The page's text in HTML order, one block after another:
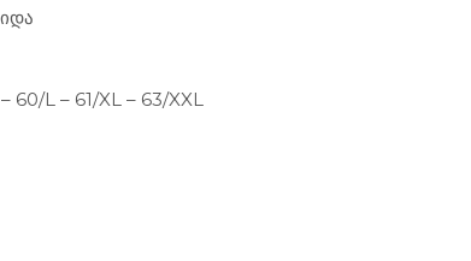
60/L – 61/XL – 63/XXL